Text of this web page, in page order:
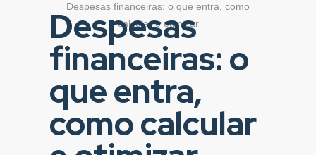
Despesas financeiras: o que entra, como
calcular e otimizar
Despesas
financeiras: o
que entra,
como calcular